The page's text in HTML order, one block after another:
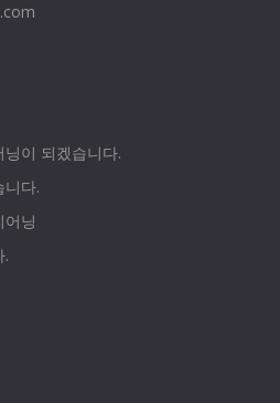
이 되겠습니다.
다.
어닝
.